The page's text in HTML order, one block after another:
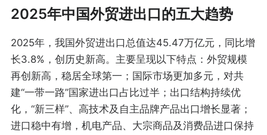
2025年中国外贸进出口的五大趋势
2025年，我国外贸进出口总值达45.47万亿元，同比增
长3.8%，创历史新高。主要呈现以下特点：外贸规模
再创新高，稳居全球第一；国际市场更加多元，对共
建“一带一路”国家进出口占比过半；出口结构持续优
化，“新三样”、高技术及自主品牌产品出口增长显著；
进口稳中有增，机电产品、大宗商品及消费品进口保持